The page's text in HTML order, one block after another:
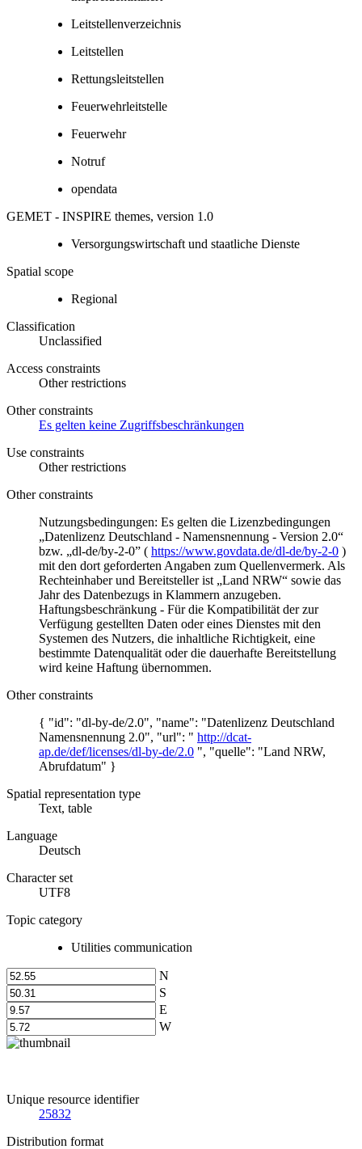
Leitstellenverzeichnis
Leitstellen
Rettungsleitstellen
Feuerwehrleitstelle
Feuerwehr
Notruf
opendata
GEMET - INSPIRE themes, version 1.0
Versorgungswirtschaft und staatliche Dienste
Spatial scope
Regional
Classification
Unclassified
Access constraints
Other restrictions
Other constraints
Es gelten keine Zugriffsbeschränkungen
Use constraints
Other restrictions
Other constraints
Nutzungsbedingungen: Es gelten die Lizenzbedingungen
„Datenlizenz Deutschland - Namensnennung - Version 2.0“
bzw. „dl-de/by-2-0” ( https://www.govdata.de/dl-de/by-2-0 )
mit den dort geforderten Angaben zum Quellenvermerk. Als
Rechteinhaber und Bereitsteller ist „Land NRW“ sowie das
Jahr des Datenbezugs in Klammern anzugeben.
Haftungsbeschränkung - Für die Kompatibilität der zur
Verfügung gestellten Daten oder eines Dienstes mit den
Systemen des Nutzers, die inhaltliche Richtigkeit, eine
bestimmte Datenqualität oder die dauerhafte Bereitstellung
wird keine Haftung übernommen.
Other constraints
{ "id": "dl-by-de/2.0", "name": "Datenlizenz Deutschland
Namensnennung 2.0", "url": " http://dcat-
ap.de/def/licenses/dl-by-de/2.0 ", "quelle": "Land NRW,
Abrufdatum" }
Spatial representation type
Text, table
Language
Deutsch
Character set
UTF8
Topic category
Utilities communication
N
S
E
W
Unique resource identifier
25832
Distribution format